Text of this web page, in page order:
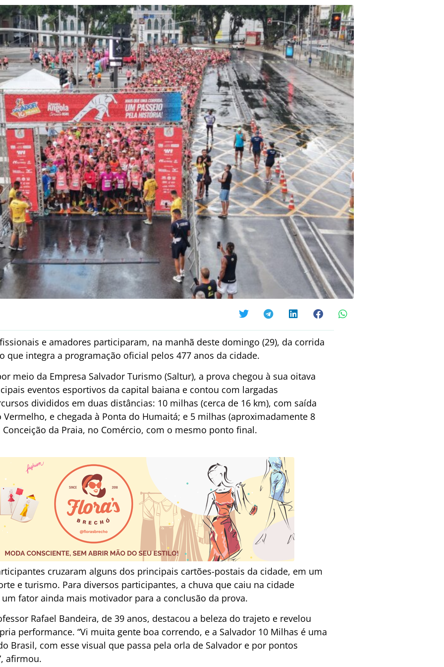
e amadores participaram, na manhã deste domingo (29), da corrida
que integra a programação oficial pelos 477 anos da cidade.
meio da Empresa Salvador Turismo (Saltur), a prova chegou à sua oitava
eventos esportivos da capital baiana e contou com largadas
divididos em duas distâncias: 10 milhas (cerca de 16 km), com saída
Vermelho, e chegada à Ponta do Humaitá; e 5 milhas (aproximadamente 8
da Praia, no Comércio, com o mesmo ponto final.
cruzaram alguns dos principais cartões-postais da cidade, em um
e turismo. Para diversos participantes, a chuva que caiu na cidade
fator ainda mais motivador para a conclusão da prova.
Rafael Bandeira, de 39 anos, destacou a beleza do trajeto e revelou
performance. “Vi muita gente boa correndo, e a Salvador 10 Milhas é uma
Brasil, com esse visual que passa pela orla de Salvador e por pontos
afirmou.